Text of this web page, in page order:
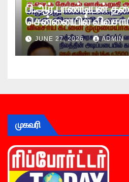
பி.ஆர்.பாண்டியன்
சென்னையில்
உண்ணாவிரத
JUNE 27, 2026 ADMIN
முகவரி